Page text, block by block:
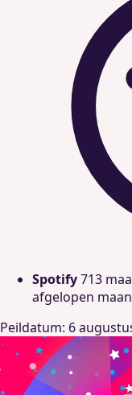
Spotify713
afgelopen
Peildatum: 6